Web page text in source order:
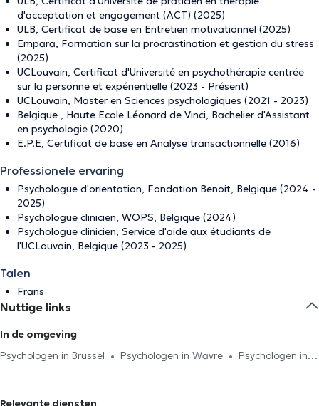
d'acceptation et engagement (ACT) (2025)
ULB, Certificat de base en Entretien motivationnel (2025)
Empara, Formation sur la procrastination et gestion du stress
(2025)
UCLouvain, Certificat d'Université en psychothérapie centrée
sur la personne et expérientielle (2023 - Présent)
UCLouvain, Master en Sciences psychologiques (2021 - 2023)
Belgique , Haute Ecole Léonard de Vinci, Bachelier d'Assistant
en psychologie (2020)
E.P.E, Certificat de base en Analyse transactionnelle (2016)
Professionele ervaring
Psychologue d'orientation, Fondation Benoit, Belgique (2024 -
2025)
Psychologue clinicien, WOPS, Belgique (2024)
Psychologue clinicien, Service d'aide aux étudiants de
l'UCLouvain, Belgique (2023 - 2025)
Talen
Frans
Nuttige links
In de omgeving
Psychologen in Brussel
Psychologen in Wavre
Psychologen in
Relevante diensten